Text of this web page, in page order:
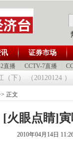
直播 CCTV-7直播
证券市场
） （20120124 ）
正文
[火眼点睛]
2010年04月14日